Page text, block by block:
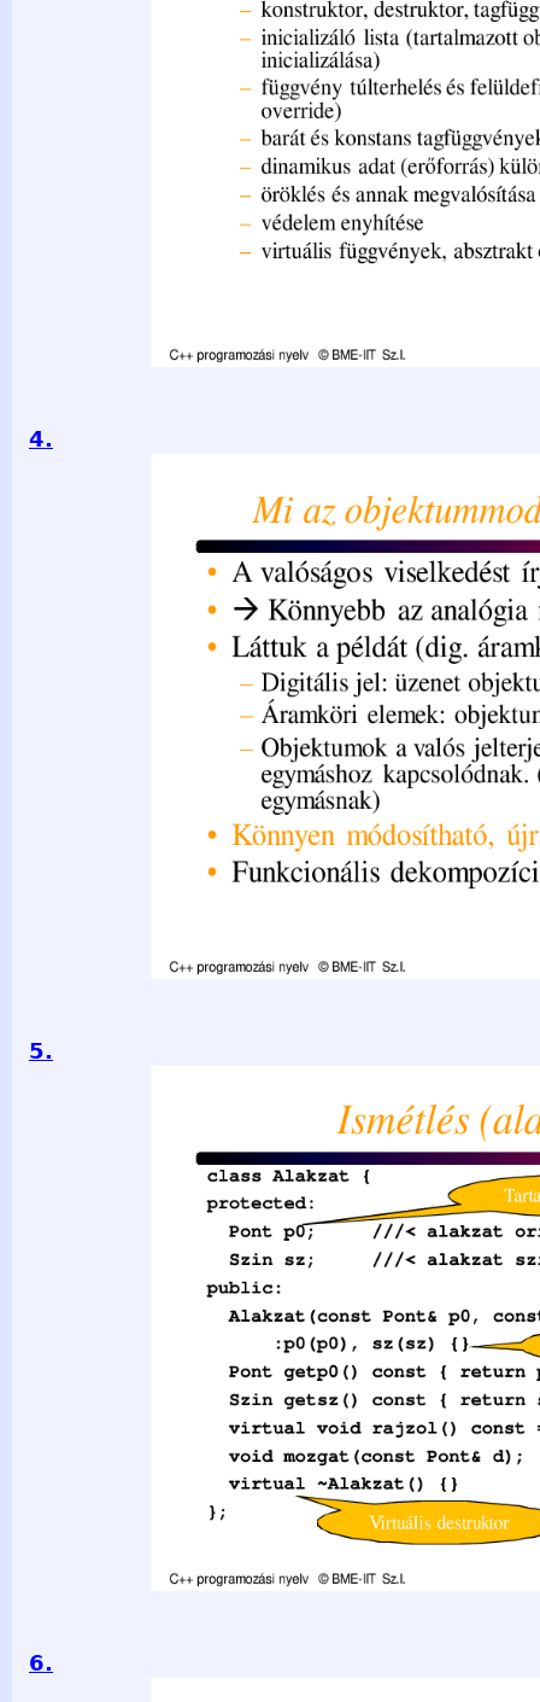
4.
objektum – Áramköri elemek: objektumok – Objektumok a
megfelelően egymáshoz kapcsolódnak. (üzennek
újrafelhasználható • Funkcionális dekompozícióval is így
5.
alakzat origója Szin sz; ///&lt; alakzat színe public:
:p0(p0), sz(sz) {} Adattagok inicializálása Pont getp0()
const { return sz; } virtual void rajzol() const = 0; Virtuális
d); Leszármazottban virtual ~Alakzat() {} valósul meg. };
programozási nyelv © BME-IIT Sz.I. 2021.03.29. - 5-
6.